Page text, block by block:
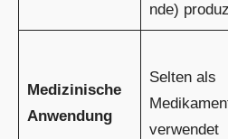
nde)
Medizinische
Anwendung
Selten als
verwendet